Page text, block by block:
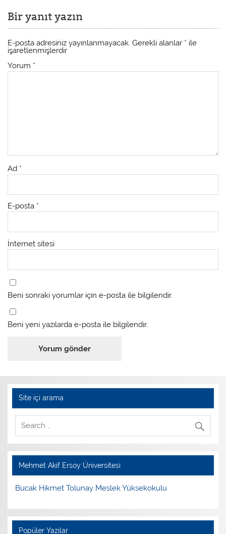
Bir yanıt yazın
E-posta adresiniz yayınlanmayacak. Gerekli alanlar * ile
işaretlenmişlerdir
Yorum *
Ad *
E-posta *
İnternet sitesi
Beni sonraki yorumlar için e-posta ile bilgilendir.
Beni yeni yazılarda e-posta ile bilgilendir.
Site içi arama
Mehmet Akif Ersoy Üniversitesi
Bucak Hikmet Tolunay Meslek Yüksekokulu
Popüler Yazılar